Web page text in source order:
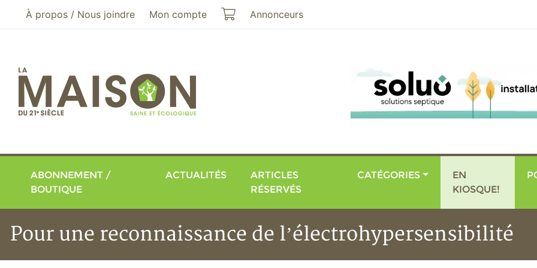
Aller au menu principal
Aller au contenu principal
À propos / Nous joindre Mon compte Mon panier
Annonceurs
ABONNEMENT /
BOUTIQUE
ACTUALITÉS
ARTICLES
RÉSERVÉS
CATÉGORIES
EN
KIOSQUE!
Pour une reconnaissance de l’électrohypersensibilité